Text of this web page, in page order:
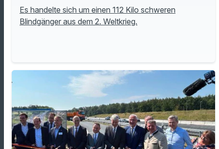
Es handelte sich um einen 112 Kilo schweren
Blindgänger aus dem 2. Weltkrieg.